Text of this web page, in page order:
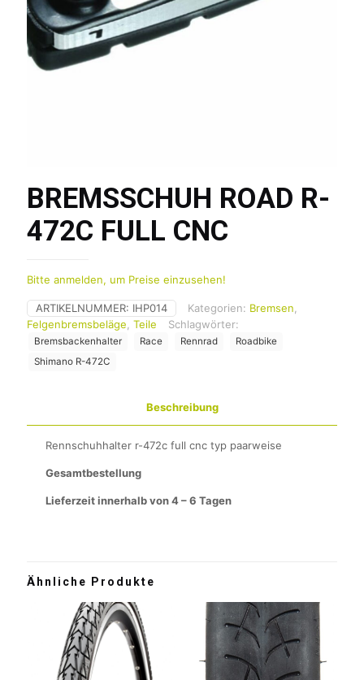
BREMSSCHUH ROAD R-
472C FULL CNC
Bitte anmelden, um Preise einzusehen!
ARTIKELNUMMER: IHP014 Kategorien: Bremsen
Felgenbremsbeläge Teile Schlagwörter:
Bremsbackenhalter Race Rennrad
Roadbike
Shimano R-472C
Beschreibung
Rennschuhhalter r-472c full cnc typ paarweise
Gesamtbestellung
Lieferzeit innerhalb von 4 – 6 Tagen
Ähnliche Produkte